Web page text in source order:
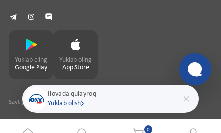
Ilovada qulayroq
Yuklab olish
Yuklab oling
Google Play
Yuklab oling
App Store
Sayt yaratuvchipharmit.uz
0